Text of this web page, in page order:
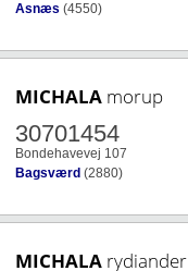
Asnæs (4550)
MICHALA morup
30701454
Bondehavevej 107
Bagsværd (2880)
MICHALA rydiander